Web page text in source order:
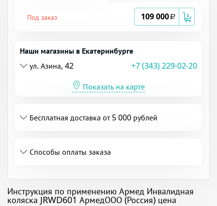
Под заказ 109 000a
Наши магазины в Екатеринбурге
ул. Азина, 42
+7 (343) 229-02-20
Показать на карте
Бесплатная доставка от 5 000 рублей
Способы оплаты заказа
Инструкция по применению Армед Инвалидная
коляска JRWD601 АрмедООО (Россия) цена